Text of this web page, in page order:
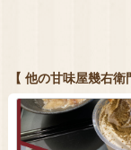
【 他の甘味屋幾右